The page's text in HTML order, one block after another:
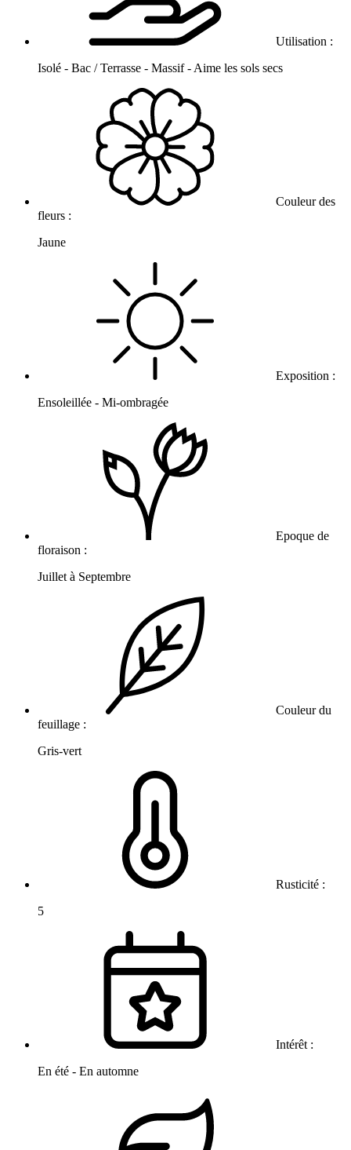
Utilisation :
Isolé - Bac / Terrasse - Massif - Aime les sols secs
Couleur des
fleurs :
Jaune
Exposition :
Ensoleillée - Mi-ombragée
Epoque de
floraison :
Juillet à Septembre
Couleur du
feuillage :
Gris-vert
Rusticité :
5
Intérêt :
En été - En automne